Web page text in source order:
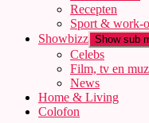
Recepten
Sport & work-
Showbizz Show sub
Celebs
Film, tv en
News
Home & Living
Colofon